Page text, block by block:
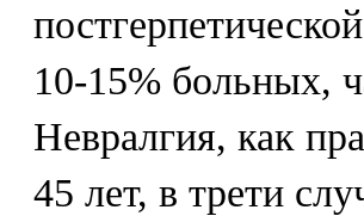
10-15% больных,
Невралгия, как
45 лет, в трети